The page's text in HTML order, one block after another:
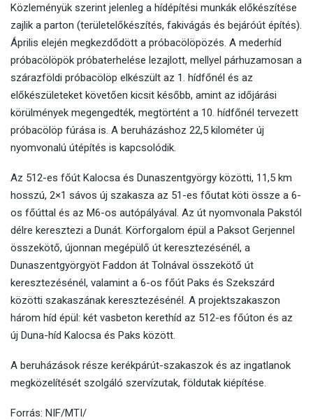
Közleményük szerint jelenleg a hídépítési munkák előkészítése
zajlik a parton (területelőkészítés, fakivágás és bejáróút építés).
Április elején megkezdődött a próbacölöpözés. A mederhíd
próbacölöpök próbaterhelése lezajlott, mellyel párhuzamosan a
szárazföldi próbacölöp elkészült az 1. hídfőnél és az
előkészületeket követően kicsit később, amint az időjárási
körülmények megengedték, megtörtént a 10. hídfőnél tervezett
próbacölöp fúrása is. A beruházáshoz 22,5 kilométer új
nyomvonalú útépítés is kapcsolódik.
Az 512-es főút Kalocsa és Dunaszentgyörgy közötti, 11,5 km
hosszú, 2×1 sávos új szakasza az 51-es főutat köti össze a 6-
os főúttal és az M6-os autópályával. Az út nyomvonala Pakstól
délre keresztezi a Dunát. Körforgalom épül a Paksot Gerjennel
összekötő, újonnan megépülő út keresztezésénél, a
Dunaszentgyörgyöt Faddon át Tolnával összekötő út
keresztezésénél, valamint a 6-os főút Paks és Szekszárd
közötti szakaszának keresztezésénél. A projektszakaszon
három híd épül: két vasbeton kerethíd az 512-es főúton és az
új Duna-híd Kalocsa és Paks között.
A beruházások része kerékpárút-szakaszok és az ingatlanok
megközelítését szolgáló szervízutak, földutak kiépítése.
Forrás: NIF/MTI/